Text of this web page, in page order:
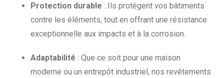
Protection durable : Ils protègent vos bâtiments
contre les éléments, tout en offrant une résistance
exceptionnelle aux impacts et à la corrosion.
Adaptabilité : Que ce soit pour une maison
moderne ou un entrepôt industriel, nos revêtements